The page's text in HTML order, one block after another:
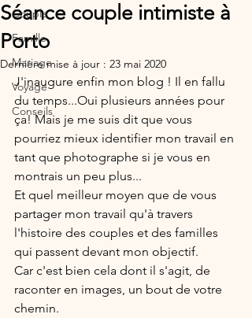
Couple
Famille
Mariage
Voyage
Conseils
Séance couple intimiste à
Porto
Dernière mise à jour : 23 mai 2020
J'inaugure enfin mon blog ! Il en fallu
du temps...Oui plusieurs années pour
ça! Mais je me suis dit que vous
pourriez mieux identifier mon travail en
tant que photographe si je vous en
montrais un peu plus...
Et quel meilleur moyen que de vous
partager mon travail qu'à travers
l'histoire des couples et des familles
qui passent devant mon objectif.
Car c'est bien cela dont il s'agit, de
raconter en images, un bout de votre
chemin.